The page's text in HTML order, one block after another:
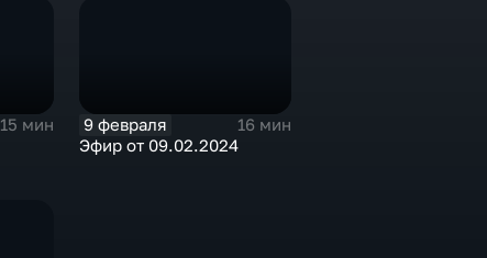
15 мин
9 февраля
16 мин
Эфир от 09.02.2024